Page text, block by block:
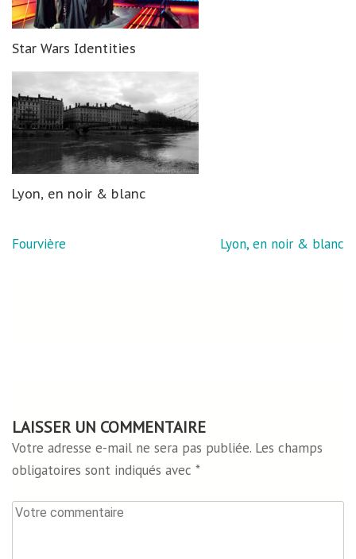
Star Wars Identities
Lyon, en noir & blanc
Navigation
Fourvière Lyon, en noir & blanc
LAISSER UN COMMENTAIRE
Votre adresse e-mail ne sera pas publiée. Les champs
obligatoires sont indiqués avec *
Votre